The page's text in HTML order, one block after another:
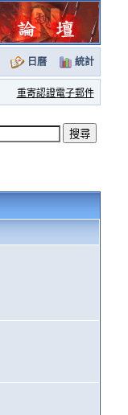
日曆 統計
重寄認證電子郵件